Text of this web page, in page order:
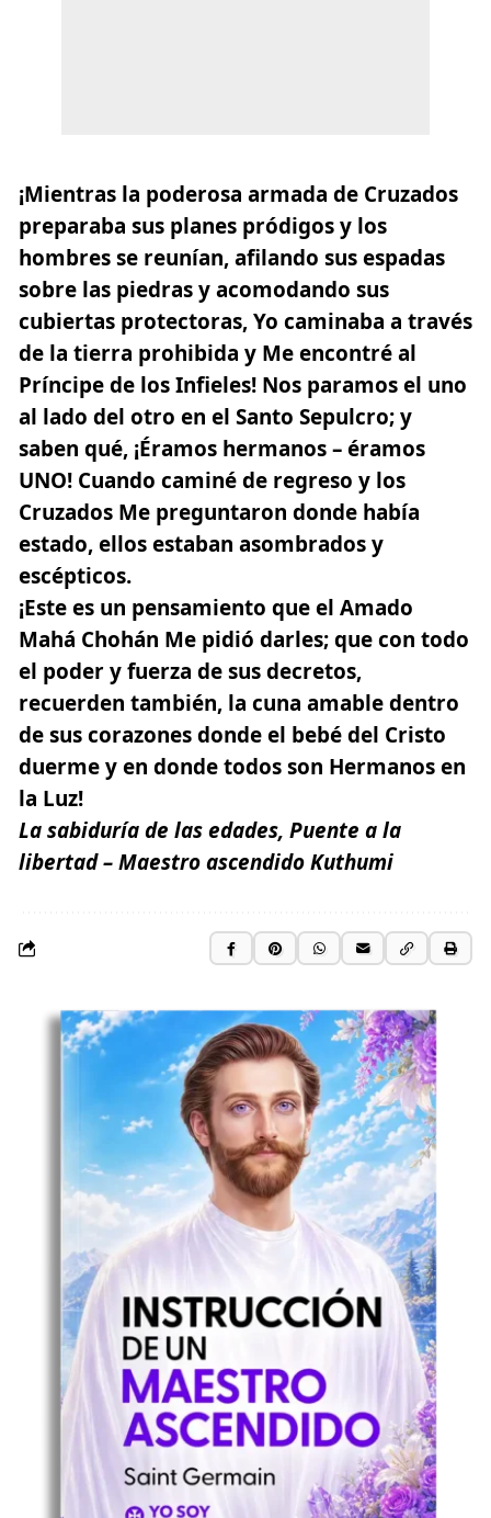
¡Mientras la poderosa armada de Cruzados
preparaba sus planes pródigos y los
hombres se reunían, afilando sus espadas
sobre las piedras y acomodando sus
cubiertas protectoras, Yo caminaba a través
de la tierra prohibida y Me encontré al
Príncipe de los Infieles! Nos paramos el uno
al lado del otro en el Santo Sepulcro; y
saben qué, ¡Éramos hermanos – éramos
UNO! Cuando caminé de regreso y los
Cruzados Me preguntaron donde había
estado, ellos estaban asombrados y
escépticos.
¡Este es un pensamiento que el Amado
Mahá Chohán Me pidió darles; que con todo
el poder y fuerza de sus decretos,
recuerden también, la cuna amable dentro
de sus corazones donde el bebé del Cristo
duerme y en donde todos son Hermanos en
la Luz!
La sabiduría de las edades, Puente a la
libertad – Maestro ascendido Kuthumi